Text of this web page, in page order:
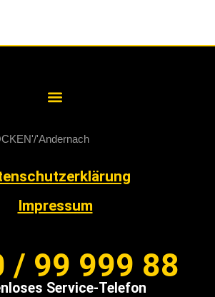
Andernach
Impressum
/ 99 999 88
Service-Telefon